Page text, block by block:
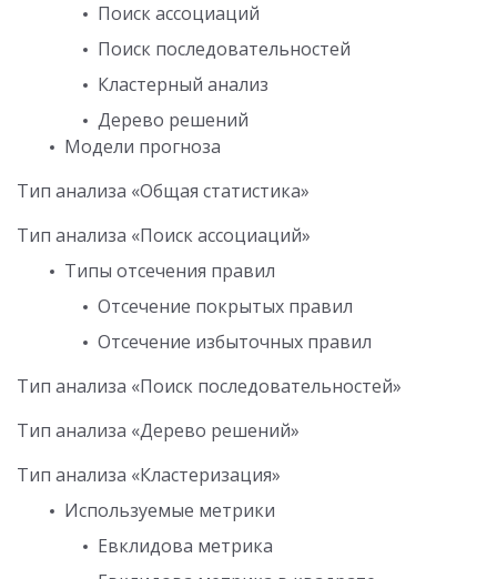
Поиск ассоциаций
Поиск последовательностей
Кластерный анализ
Дерево решений
Модели прогноза
Тип анализа «Общая статистика»
Тип анализа «Поиск ассоциаций»
Типы отсечения правил
Отсечение покрытых правил
Отсечение избыточных правил
Тип анализа «Поиск последовательностей»
Тип анализа «Дерево решений»
Тип анализа «Кластеризация»
Используемые метрики
Евклидова метрика